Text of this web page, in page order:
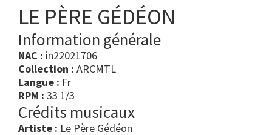
LE PÈRE GÉDÉON
Information générale
NAC : in22021706
Collection : ARCMTL
Langue : Fr
RPM : 33 1/3
Crédits musicaux
Artiste : Le Père Gédéon